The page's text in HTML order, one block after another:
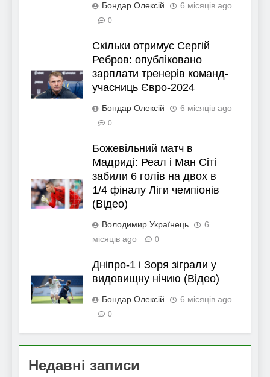
Бондар Олексій 6 місяців ago
0
Скільки отримує Сергій
Ребров: опубліковано
зарплати тренерів команд-
учасниць Євро-2024
Бондар Олексій 6 місяців ago
0
Божевільний матч в
Мадриді: Реал і Ман Сіті
забили 6 голів на двох в
1/4 фіналу Ліги чемпіонів
(Відео)
Володимир Українець
6
місяців ago
0
Дніпро-1 і Зоря зіграли у
видовищну нічию (Відео)
Бондар Олексій 6 місяців ago
0
Недавні записи